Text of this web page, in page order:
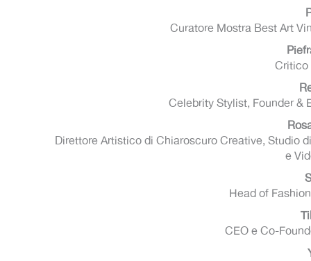
Curatore Mostra Best Art
Critico
Celebrity Stylist, Founder &
Direttore Artistico di Chiaroscuro Creative, Studio
e
Head of
CEO e Co-